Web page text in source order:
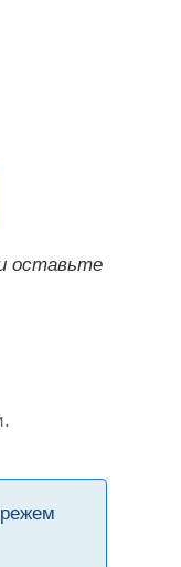
оставьте